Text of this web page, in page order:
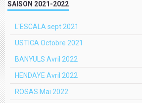
SAISON 2021-2022
L'ESCALA sept 2021
USTICA Octobre 2021
BANYULS Avril 2022
HENDAYE Avril 2022
ROSAS Mai 2022